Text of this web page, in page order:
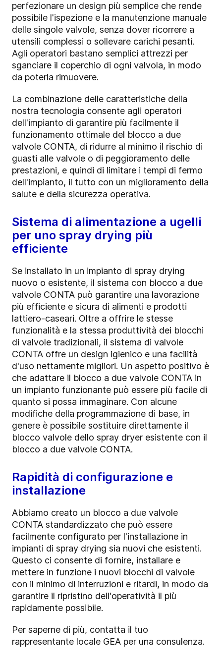
perfezionare un design più semplice che rende
possibile l'ispezione e la manutenzione manuale
delle singole valvole, senza dover ricorrere a
utensili complessi o sollevare carichi pesanti.
Agli operatori bastano semplici attrezzi per
sganciare il coperchio di ogni valvola, in modo
da poterla rimuovere.
La combinazione delle caratteristiche della
nostra tecnologia consente agli operatori
dell'impianto di garantire più facilmente il
funzionamento ottimale del blocco a due
valvole CONTA, di ridurre al minimo il rischio di
guasti alle valvole o di peggioramento delle
prestazioni, e quindi di limitare i tempi di fermo
dell'impianto, il tutto con un miglioramento della
salute e della sicurezza operativa.
Sistema di alimentazione a ugelli
per uno spray drying più
efficiente
Se installato in un impianto di spray drying
nuovo o esistente, il sistema con blocco a due
valvole CONTA può garantire una lavorazione
più efficiente e sicura di alimenti e prodotti
lattiero-caseari. Oltre a offrire le stesse
funzionalità e la stessa produttività dei blocchi
di valvole tradizionali, il sistema di valvole
CONTA offre un design igienico e una facilità
d'uso nettamente migliori. Un aspetto positivo è
che adattare il blocco a due valvole CONTA in
un impianto funzionante può essere più facile di
quanto si possa immaginare. Con alcune
modifiche della programmazione di base, in
genere è possibile sostituire direttamente il
blocco valvole dello spray dryer esistente con il
blocco a due valvole CONTA.
Rapidità di configurazione e
installazione
Abbiamo creato un blocco a due valvole
CONTA standardizzato che può essere
facilmente configurato per l'installazione in
impianti di spray drying sia nuovi che esistenti.
Questo ci consente di fornire, installare e
mettere in funzione i nuovi blocchi di valvole
con il minimo di interruzioni e ritardi, in modo da
garantire il ripristino dell'operatività il più
rapidamente possibile.
Per saperne di più, contatta il tuo
rappresentante locale GEA per una consulenza.